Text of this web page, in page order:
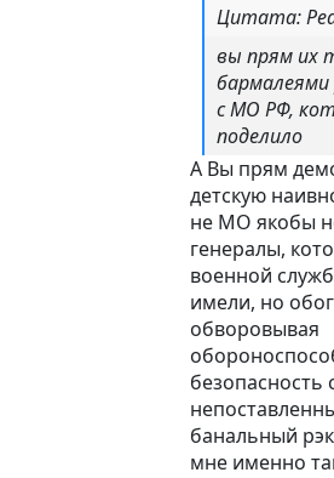
Цитата:
вы прям их
бармалеями
с МО РФ,
поделило
А Вы прям
детскую
не МО якобы
генералы,
военной
имели, но
обворовывая
безопасность
банальный
мне именно